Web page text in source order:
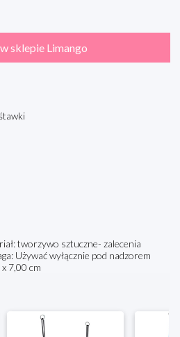
sklepie Limango
tworzywo sztuczne- zalecenia
Używać wyłącznie pod nadzorem
7,00 cm